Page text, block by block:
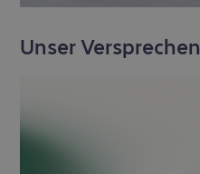
Unser Versprechen